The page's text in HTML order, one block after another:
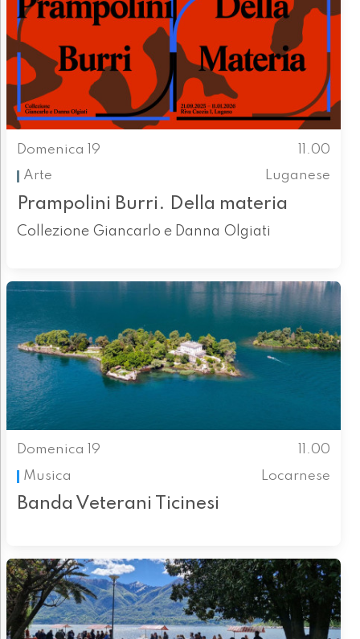
Domenica 19
11.00
Arte
Luganese
Prampolini Burri. Della materia
Collezione Giancarlo e Danna Olgiati
Domenica 19
11.00
Musica
Locarnese
Banda Veterani Ticinesi